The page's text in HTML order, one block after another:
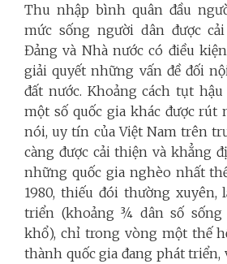
Thu nhập bình quân đầu
mức sống người dân được
Đảng và Nhà nước có điều
giải quyết những vấn đề đối
đất nước. Khoảng cách tụt
một số quốc gia khác được rút
nói, uy tín của Việt Nam trên
càng được cải thiện và khẳng
những quốc gia nghèo nhất
1980, thiếu đói thường xuyên,
triển (khoảng ¾ dân số sống
khổ), chỉ trong vòng một thế
thành quốc gia đang phát